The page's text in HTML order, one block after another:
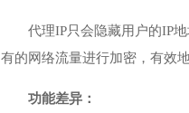
代理IP只会隐藏用户的IP
有的网络流量进行加密，有效
功能差异：